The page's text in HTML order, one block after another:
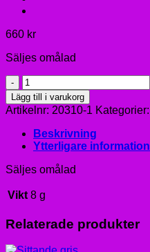
660 kr
Säljes omålad
Stor
Skallerorm
mängd
Lägg till i varukorg
Artikelnr: 20310-1 Kategorier:
Beskrivning
Ytterligare information
Säljes omålad
Vikt 8 g
Relaterade produkter